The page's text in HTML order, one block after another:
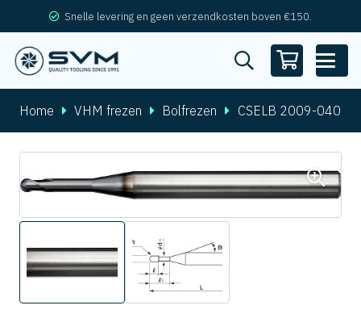
Snelle levering en geen verzendkosten boven €150.
Home VHM frezen Bolfrezen CSELB 2009-040